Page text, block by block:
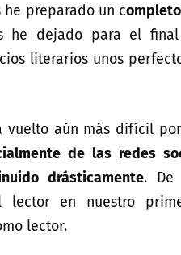
he preparado un c
he dejado para el
literarios unos
vuelto aún más difícil
de las redes
drásticamente. De
en nuestro
lector.